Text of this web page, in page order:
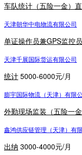
车队统计（五险一金）
天津朝华中电物流有限公司
单证操作员兼GPS监控
天津千展国际货运有限公司
统计 5000-6000元/月
膨宇国际物流（天津）有限
外勤现场监装（五险一
鑫鸿供应链管理（天津）有
出纳 3000-4000元/月